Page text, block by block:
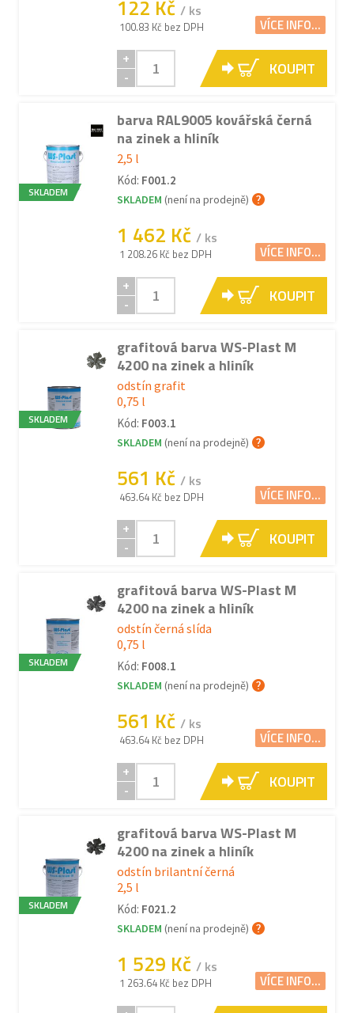
122 Kč / ks
100.83 Kč bez DPH VÍCE INFO...
+
-
KOUPIT
SKLADEM
barva RAL9005 kovářská černá
na zinek a hliník
2,5 l
Kód: F001.2
SKLADEM (není na prodejně)
1 462 Kč / ks
1 208.26 Kč bez DPH VÍCE INFO...
+
-
KOUPIT
SKLADEM
grafitová barva WS-Plast M
4200 na zinek a hliník
odstín grafit
0,75 l
Kód: F003.1
SKLADEM (není na prodejně)
561 Kč / ks
463.64 Kč bez DPH VÍCE INFO...
+
-
KOUPIT
SKLADEM
grafitová barva WS-Plast M
4200 na zinek a hliník
odstín černá slída
0,75 l
Kód: F008.1
SKLADEM (není na prodejně)
561 Kč / ks
463.64 Kč bez DPH VÍCE INFO...
+
-
KOUPIT
SKLADEM
grafitová barva WS-Plast M
4200 na zinek a hliník
odstín brilantní černá
2,5 l
Kód: F021.2
SKLADEM (není na prodejně)
1 529 Kč / ks
1 263.64 Kč bez DPH VÍCE INFO...